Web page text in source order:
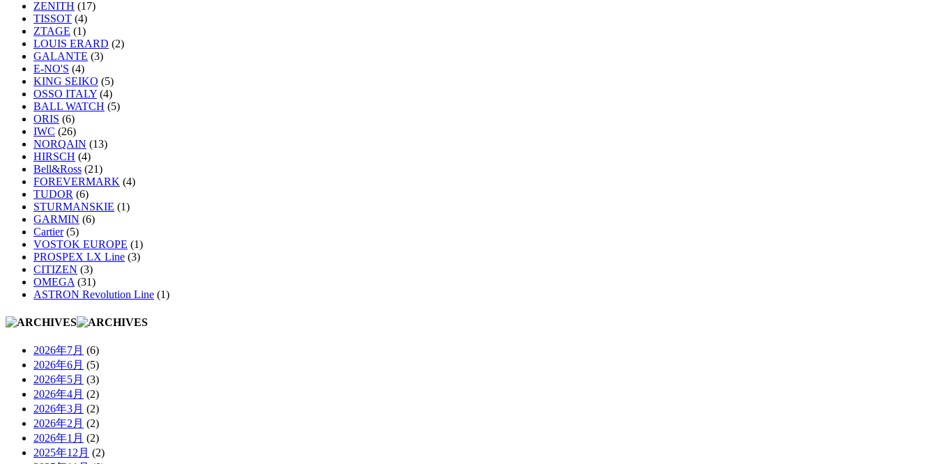
ZENITH (17)
TISSOT (4)
ZTAGE (1)
LOUIS ERARD (2)
GALANTE (3)
E-NO'S (4)
KING SEIKO (5)
OSSO ITALY (4)
BALL WATCH (5)
ORIS (6)
IWC (26)
NORQAIN (13)
HIRSCH (4)
Bell&Ross (21)
FOREVERMARK (4)
TUDOR (6)
STURMANSKIE (1)
GARMIN (6)
Cartier(5)
VOSTOK EUROPE (1)
PROSPEX LX Line (3)
CITIZEN (3)
OMEGA (31)
ASTRON Revolution Line (1)
2026年7月 (6)
2026年6月 (5)
2026年5月 (3)
2026年4月 (2)
2026年3月 (2)
2026年2月 (2)
2026年1月 (2)
2025年12月 (2)